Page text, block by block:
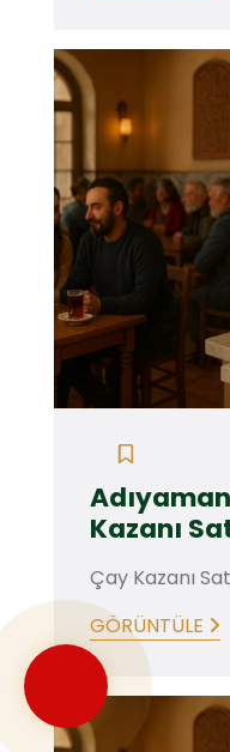
Kazanı
Çay Kazanı
GÖRÜNTÜLE